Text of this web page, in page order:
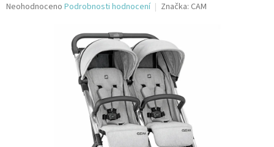
Průměrné
Neohodnoceno Podrobnosti hodnocení Značka: CAM